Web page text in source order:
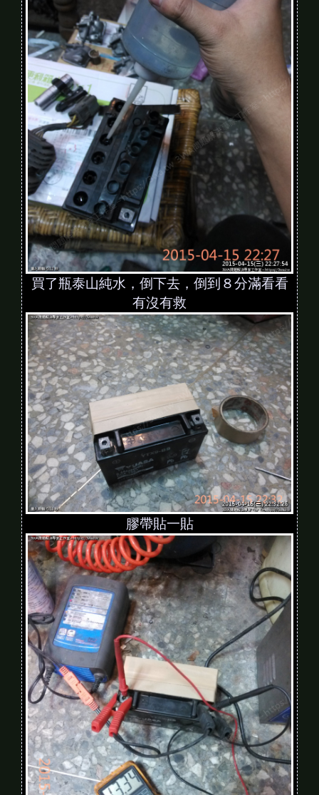
買了瓶泰山純水，倒下去，倒到８分滿看看
有沒有救
膠帶貼一貼